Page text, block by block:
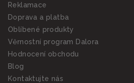
Reklamace
Doprava a platba
Oblíbené produkty
Věrnostní program Dalora
Hodnocení obchodu
Blog
Kontaktujte nás